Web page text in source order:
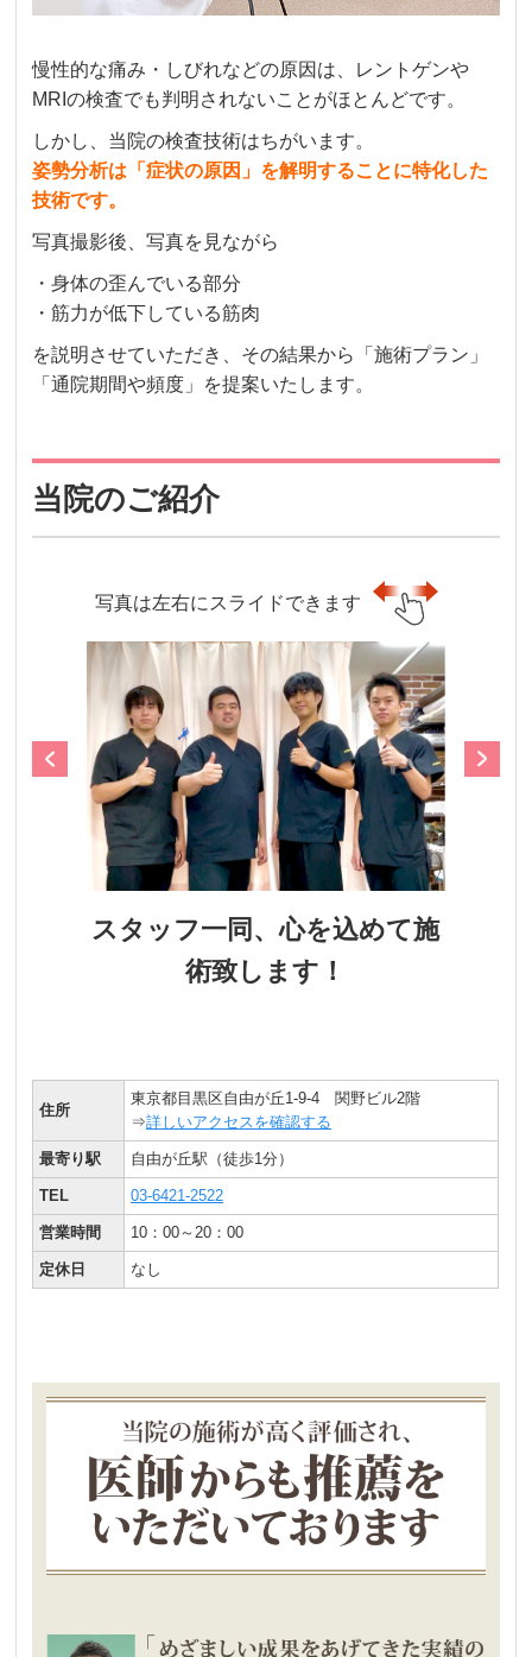
慢性的な痛み・しびれなどの原因は、レントゲンや
MRIの検査でも判明されないことがほとんどです。
しかし、当院の検査技術はちがいます。
姿勢分析は「症状の原因」を解明することに特化した
技術です。
写真撮影後、写真を見ながら
・身体の歪んでいる部分
・筋力が低下している筋肉
を説明させていただき、その結果から「施術プラン」
「通院期間や頻度」を提案いたします。
当院のご紹介
写真は左右にスライドできます
スタッフ一同、心を込めて施
術致します！
住所
東京都目黒区自由が丘1-9-4 関野ビル2階
⇒詳しいアクセスを確認する
最寄り駅 自由が丘駅（徒歩1分）
TEL 03-6421-2522
営業時間 10：00～20：00
定休日 なし